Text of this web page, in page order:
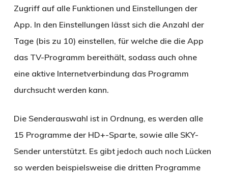
Zugriff auf alle Funktionen und Einstellungen der
App. In den Einstellungen lässt sich die Anzahl der
Tage (bis zu 10) einstellen, für welche die die App
das TV-Programm bereithält, sodass auch ohne
eine aktive Internetverbindung das Programm
durchsucht werden kann.
Die Senderauswahl ist in Ordnung, es werden alle
15 Programme der HD+-Sparte, sowie alle SKY-
Sender unterstützt. Es gibt jedoch auch noch Lücken
so werden beispielsweise die dritten Programme